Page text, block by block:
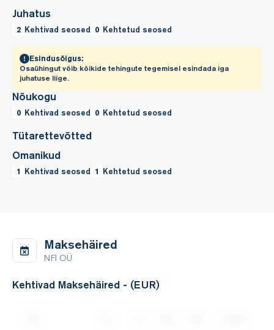
Juhatus
2 Kehtivad seosed 0 Kehtetud seosed
Esindusõigus:
Osaühingut võib kõikide tehingute tegemisel esindada iga
juhatuse liige.
Nõukogu
0 Kehtivad seosed 0 Kehtetud seosed
Tütarettevõtted
Omanikud
1 Kehtivad seosed 1 Kehtetud seosed
Maksehäired
NFI OÜ
Kehtivad Maksehäired - (EUR)